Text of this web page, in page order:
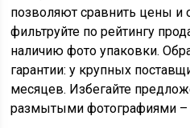
позволяют сравнить цены и
фильтруйте по рейтингу
наличию фото упаковки.
гарантии: у крупных
месяцев. Избегайте
размытыми фотографиями –